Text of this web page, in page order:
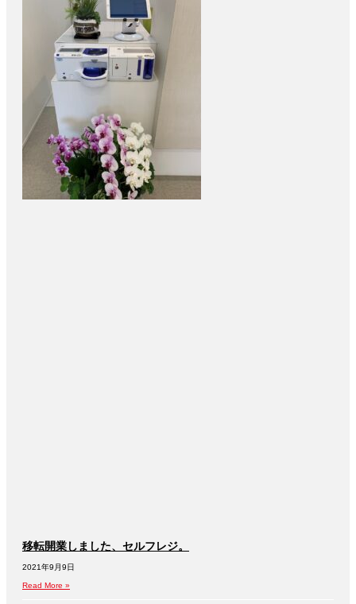
移転開業しました、セルフレジ。
2021年9月9日
Read More »